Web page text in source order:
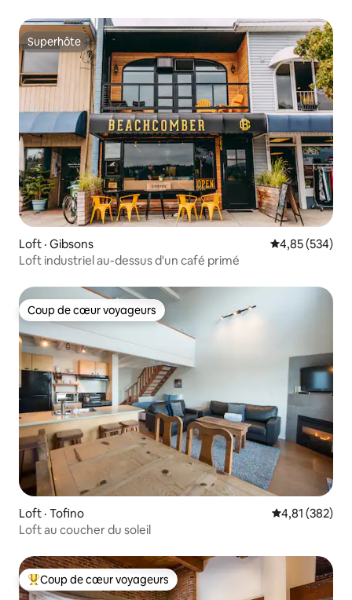
Superhôte
Superhôte
Loft · Gibsons Note
4,85 (534)
Loft industriel au-dessus d'un café primé
Coup de cœur voyageurs
Coup de cœur voyageurs
Loft · Tofino Note
4,81 (382)
Loft au coucher du soleil
Coup de cœur voyageurs parmi les plus aimés
Coup de cœur voyageurs